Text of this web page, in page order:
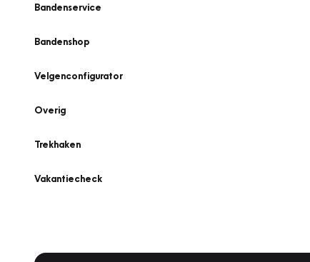
Bandenservice
Bandenshop
Velgenconfigurator
Overig
Trekhaken
Vakantiecheck